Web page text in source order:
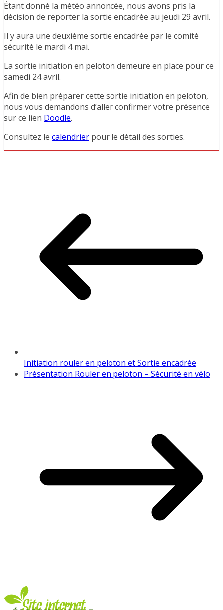
Étant donné la météo annoncée, nous avons pris la
décision de reporter la sortie encadrée au jeudi 29 avril.
Il y aura une deuxième sortie encadrée par le comité
sécurité le mardi 4 mai.
La sortie initiation en peloton demeure en place pour ce
samedi 24 avril.
Afin de bien préparer cette sortie initiation en peloton,
nous vous demandons d’aller confirmer votre présence
sur ce lien Doodle.
Consultez le calendrier pour le détail des sorties.
Initiation rouler en peloton et Sortie encadrée
Présentation Rouler en peloton – Sécurité en vélo